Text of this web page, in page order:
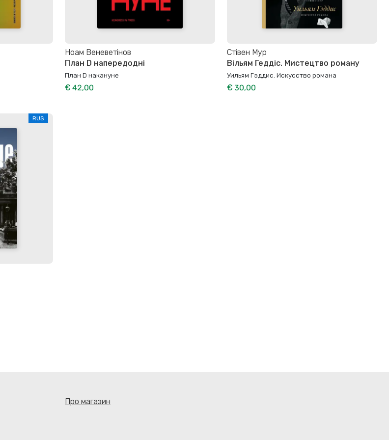
Ноам Веневетінов
План D напередодні
План D накануне
€ 42,00
Стівен Мур
Вільям Геддіс. Мистецтво роману
Уильям Гэддис. Искусство романа
€ 30,00
RUS
Про магазин